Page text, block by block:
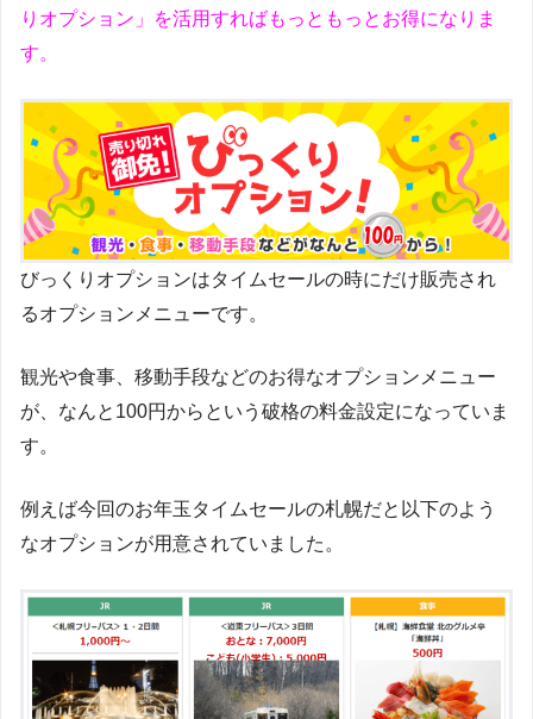
りオプション」を活用すればもっともっとお得になりま
す。
びっくりオプションはタイムセールの時にだけ販売され
るオプションメニューです。
観光や食事、移動手段などのお得なオプションメニュー
が、なんと100円からという破格の料金設定になっていま
す。
例えば今回のお年玉タイムセールの札幌だと以下のよう
なオプションが用意されていました。